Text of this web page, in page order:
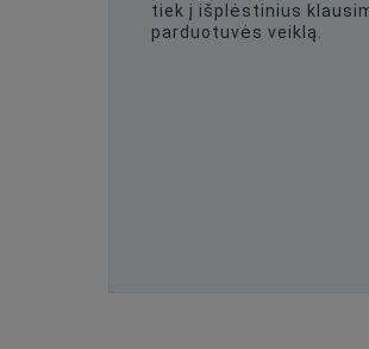
tiek į išplėstinius
parduotuvės veiklą.